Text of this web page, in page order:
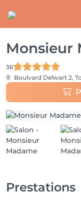
Monsieur
36
Boulvard Delwart 2,
Prestations